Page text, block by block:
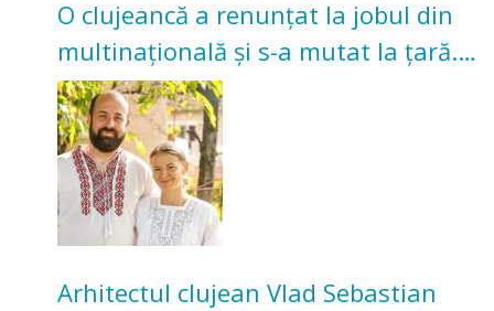
O clujeancă a renunțat la jobul din
multinațională și s-a mutat la țară.
Acum cultivă legume în grădina
bunicilor
Arhitectul clujean Vlad Sebastian